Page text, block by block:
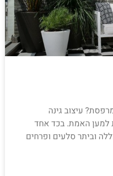
לגינת מרפסת? עיצוב גינה
למען האמת. בכד אחד
וביתר סלעים ופרחים